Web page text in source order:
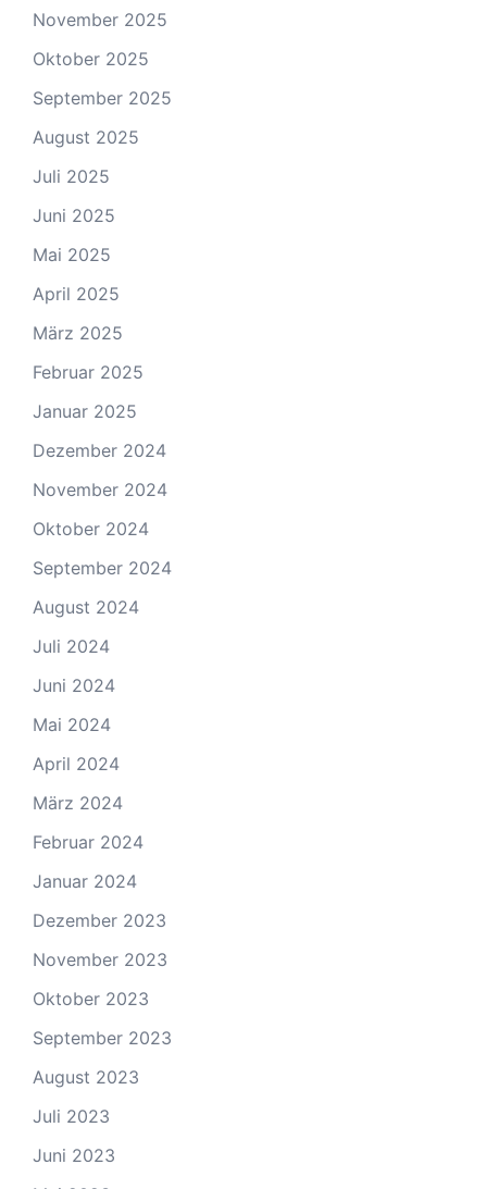
November 2025
Oktober 2025
September 2025
August 2025
Juli 2025
Juni 2025
Mai 2025
April 2025
März 2025
Februar 2025
Januar 2025
Dezember 2024
November 2024
Oktober 2024
September 2024
August 2024
Juli 2024
Juni 2024
Mai 2024
April 2024
März 2024
Februar 2024
Januar 2024
Dezember 2023
November 2023
Oktober 2023
September 2023
August 2023
Juli 2023
Juni 2023